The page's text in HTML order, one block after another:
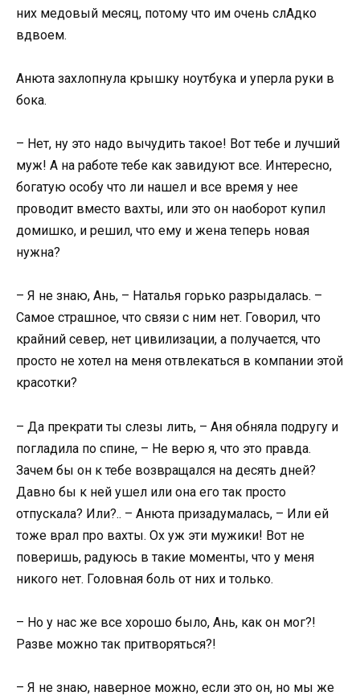
них медовый месяц, потому что им очень слАдко
вдвоем.
Анюта захлопнула крышку ноутбука и уперла руки в
бока.
– Нет, ну это надо вычудить такое! Вот тебе и лучший
муж! А на работе тебе как завидуют все. Интересно,
богатую особу что ли нашел и все время у нее
проводит вместо вахты, или это он наоборот купил
домишко, и решил, что ему и жена теперь новая
нужна?
– Я не знаю, Ань, – Наталья горько разрыдалась. –
Самое страшное, что связи с ним нет. Говорил, что
крайний север, нет цивилизации, а получается, что
просто не хотел на меня отвлекаться в компании этой
красотки?
– Да прекрати ты слезы лить, – Аня обняла подругу и
погладила по спине, – Не верю я, что это правда.
Зачем бы он к тебе возвращался на десять дней?
Давно бы к ней ушел или она его так просто
отпускала? Или?.. – Анюта призадумалась, – Или ей
тоже врал про вахты. Ох уж эти мужики! Вот не
поверишь, радуюсь в такие моменты, что у меня
никого нет. Головная боль от них и только.
– Но у нас же все хорошо было, Ань, как он мог?!
Разве можно так притворяться?!
– Я не знаю, наверное можно, если это он, но мы же